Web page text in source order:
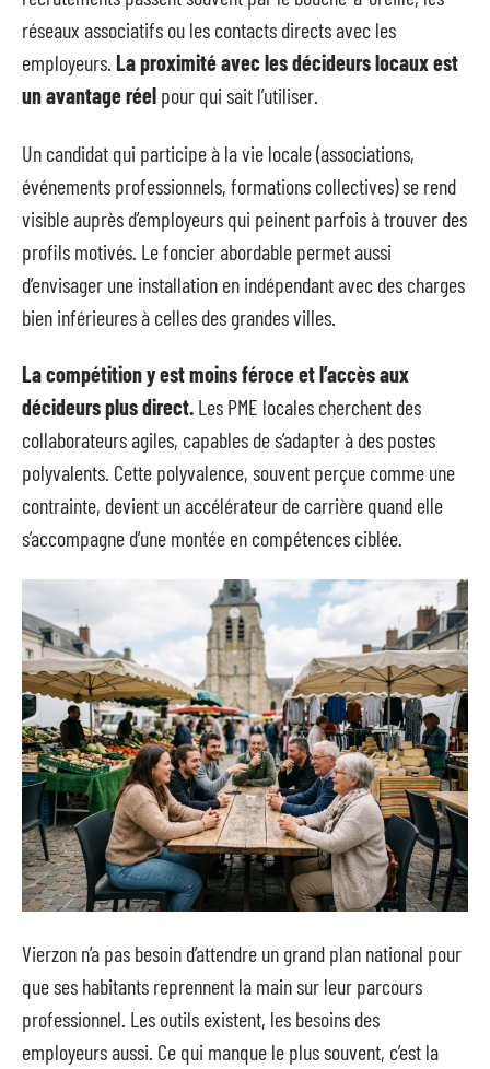
réseaux associatifs ou les contacts directs avec les
employeurs. La proximité avec les décideurs locaux est
un avantage réel pour qui sait l’utiliser.
Un candidat qui participe à la vie locale (associations,
événements professionnels, formations collectives) se rend
visible auprès d’employeurs qui peinent parfois à trouver des
profils motivés. Le foncier abordable permet aussi
d’envisager une installation en indépendant avec des charges
bien inférieures à celles des grandes villes.
La compétition y est moins féroce et l’accès aux
décideurs plus direct. Les PME locales cherchent des
collaborateurs agiles, capables de s’adapter à des postes
polyvalents. Cette polyvalence, souvent perçue comme une
contrainte, devient un accélérateur de carrière quand elle
s’accompagne d’une montée en compétences ciblée.
Vierzon n’a pas besoin d’attendre un grand plan national pour
que ses habitants reprennent la main sur leur parcours
professionnel. Les outils existent, les besoins des
employeurs aussi. Ce qui manque le plus souvent, c’est la